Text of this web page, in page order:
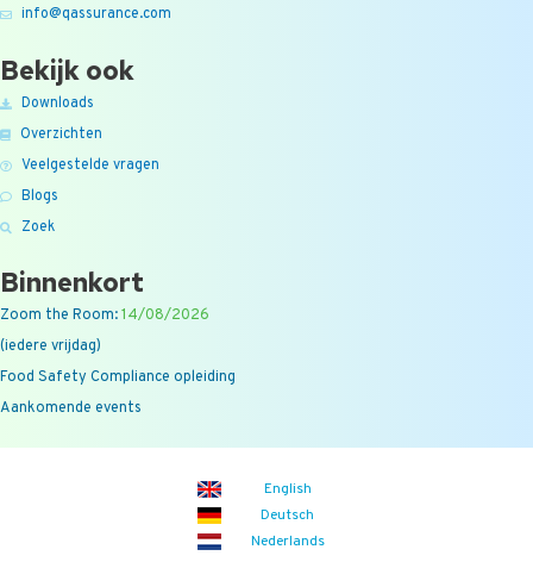
info@qassurance.com
Bekijk ook
Downloads
Overzichten
Veelgestelde vragen
Blogs
Zoek
Binnenkort
Zoom the Room:14/08/2026
(iedere vrijdag)
Food Safety Compliance opleiding
Aankomende events
English
Deutsch
Nederlands